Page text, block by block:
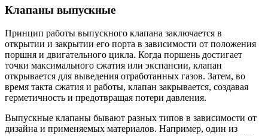
Клапаны выпускные
Принцип работы выпускного клапана заключается в
открытии и закрытии его порта в зависимости от положения
поршня и двигательного цикла. Когда поршень достигает
точки максимального сжатия или экспансии, клапан
открывается для выведения отработанных газов. Затем, во
время такта сжатия и работы, клапан закрывается, создавая
герметичность и предотвращая потери давления.
Выпускные клапаны бывают разных типов в зависимости от
дизайна и применяемых материалов. Например, один из